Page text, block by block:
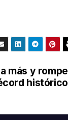
más y rompe
histórico